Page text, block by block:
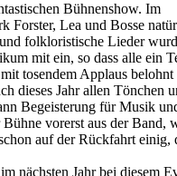
Bühnenshow. Im
Forster, Lea und Bosse
folkloristische Lieder
mit ein, so dass alle ein
tosendem Applaus belohnt
dieses Jahr allen Tönchen
Begeisterung für Musik
vorerst aus der Band,
auf der Rückfahrt einig,
nächsten Jahr bei diesem